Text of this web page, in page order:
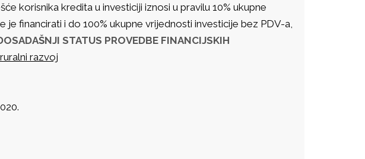
korisnika kredita u investiciji iznosi u pravilu 10% ukupne
financirati i do 100% ukupne vrijednosti investicije bez PDV-a,
STATUS PROVEDBE FINANCIJSKIH
razvoj